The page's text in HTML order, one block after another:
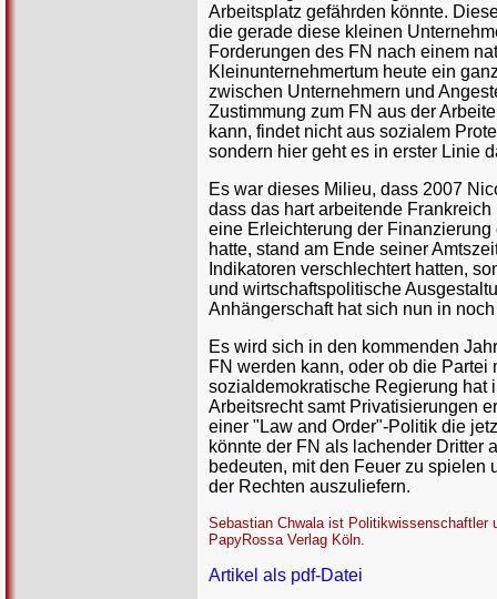
Arbeitsplatz gefährden könnte.
die gerade diese kleinen
Forderungen des FN nach einem
Kleinunternehmertum heute ein
zwischen Unternehmern und
Zustimmung zum FN aus der
kann, findet nicht aus sozialem
sondern hier geht es in erster Linie
Es war dieses Milieu, dass 2007
dass das hart arbeitende
eine Erleichterung der
hatte, stand am Ende seiner
Indikatoren verschlechtert hatten,
und wirtschaftspolitische
Anhängerschaft hat sich nun in
Es wird sich in den kommenden
FN werden kann, oder ob die
sozialdemokratische Regierung hat
Arbeitsrecht samt Privatisierungen
einer "Law and Order"-Politik die
könnte der FN als lachender Dritter
bedeuten, mit den Feuer zu
der Rechten auszuliefern.
Sebastian Chwala ist Politikwissenschaftler
PapyRossa Verlag Köln.
Artikel als pdf-Datei